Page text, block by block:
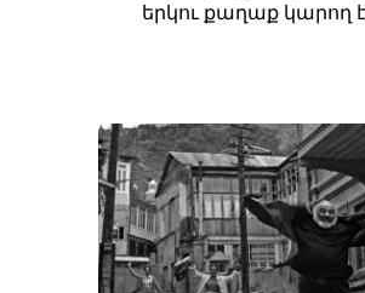
երկու քաղաք կարող